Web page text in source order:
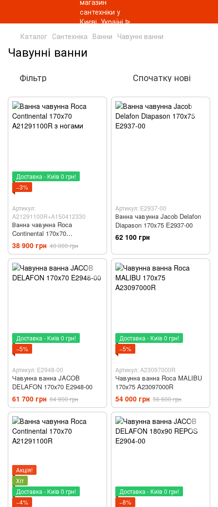
Каталог Сантехніка Ванни Чавунні ванни
Чавунні ванни
Фільтр Спочатку нові
Доставка - Київ 0 грн!
−3%
Артикул:
A21291100R+A150412330
Ванна чавунна Roca
Continental 170x70
A21291100R з ногами
38 900 грн 40 000 грн
Артикул: E2937-00
Ванна чавунна Jacob Delafon
Diapason 170x75 E2937-00
62 100 грн
Доставка - Київ 0 грн!
−5%
Артикул: E2948-00
Чавунна ванна JACOB
DELAFON 170х70 E2948-00
61 700 грн 64 900 грн
Доставка - Київ 0 грн!
−5%
Артикул: A23097000R
Чавунна ванна Roca MALIBU
170х75 A23097000R
54 000 грн 56 600 грн
Акція!
Хіт
Доставка - Київ 0 грн!
−4%
Доставка - Київ 0 грн!
−8%